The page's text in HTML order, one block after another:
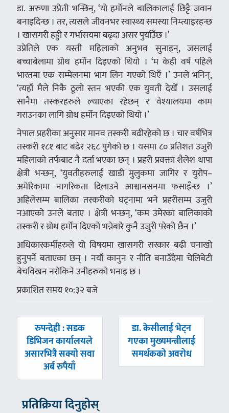
डा. अरुणा उप्रेती भन्छिन्, ‘यो हर्मोनले बालिकालाई छिट्टै जवान
बनाइदिन्छ । तर, त्यसले जीवनभर स्वास्थ्य समस्या निम्त्याइरहन्छ
। खासगरी हड्डी र गर्भासयमा बढ्दा असर पुर्याउँछ ।’
उप्रेतिले एक यस्ती महिलाको अनुभव सुनाइन्, जसलाई
बच्चाबेलामा ग्रोथ हर्मोन दिइएको थियो । ‘म केही वर्ष पहिले
भारतमा एक सम्मेलनमा भाग लिन गएको थिएँ ।’ उनले भनिन्,
‘त्यहाँ मैले निकै ठूलो स्तन भएकी एक युवती देखेँ । उसलाई
सानैमा तस्करहरुले ल्याएका रहेछन् र वेश्यालयमा काम
गराउनका लागि ग्रोथ हर्मोन दिइएको थियो ।’
नेपाल प्रहरीका अनुसार मानव तस्करी बढीरहेको छ । चार वर्षभित्र
तस्करी १८१ बाट बढेर २६८ पुगेको छ । यसमा ८० प्रतिशत उजुरी
महिलाको तर्फबाट नै दर्ता भएका छन् । प्रहरी प्रवक्ता शैलेश थापा
क्षेत्री भन्छन्, ‘युवतीहरुलाई खाडी मुलुकमा जागिर र युरोप–
अमेरिकामा नागरिकता दिलाउने आश्वानसनमा फसाइँन्छ ।’
अहिलेसम्म बालिका तस्करीको घट्नामा भने प्रहरीसम्म उजुरी
नआएको उनले बताए । क्षेत्री भन्छन्, ‘कम उमेरका बालिकाको
तस्करी र ग्रोथ हर्मोन दिएको भन्नेबारे कुनै उजुरी परेको छैन ।’
अधिकारकर्मीहरुले यो विषयमा खासगरी सरकार बढी चनाखो
हुनुपर्ने बताएका छन् । नयाँ कानुन र नीति बनाउँदैमा चेलिबेटी
बेचविखन नरोकिने उनीहरुको भनाइ छ ।
प्रकाशित समय १०:३२ बजे
पछिल्लाे
-
रुपन्देही : सडक
डिभिजन कार्यालयले
असारभित्रै सक्यो सवा
अर्ब रुपैयाँ
अघिल्लाे
-
डा. केसीलाई भेट्न
गएका मुख्यमन्त्रीलाई
समर्थकको अवरोध
प्रतिक्रिया दिनुहोस्